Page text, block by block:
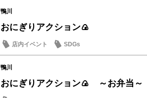
鴨川
おにぎりアクション🍙
店内イベント SDGs
鴨川
おにぎりアクション🍙 ～お弁当～